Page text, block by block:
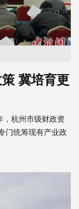
冀培育更
杭州市级财政资
门统筹现有产业政